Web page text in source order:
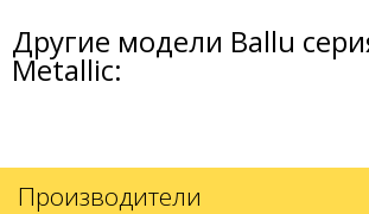
Другие модели Ballu
Metallic:
Производители